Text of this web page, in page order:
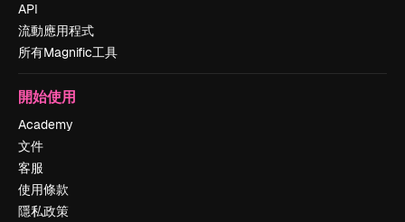
API
流動應用程式
所有Magnific工具
開始使用
Academy
文件
客服
使用條款
隱私政策